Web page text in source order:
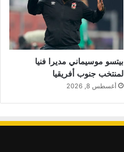
بيتسو موسيماني مديرا فنيا
لمنتخب جنوب أفريقيا
أغسطس 8, 2026